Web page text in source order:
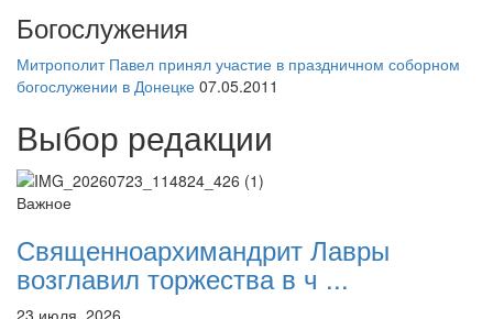
Богослужения
Митрополит Павел принял участие в праздничном соборном
богослужении в Донецке 07.05.2011
Выбор редакции
Важное
Священноархимандрит Лавры
возглавил торжества в ч ...
23 июля, 2026